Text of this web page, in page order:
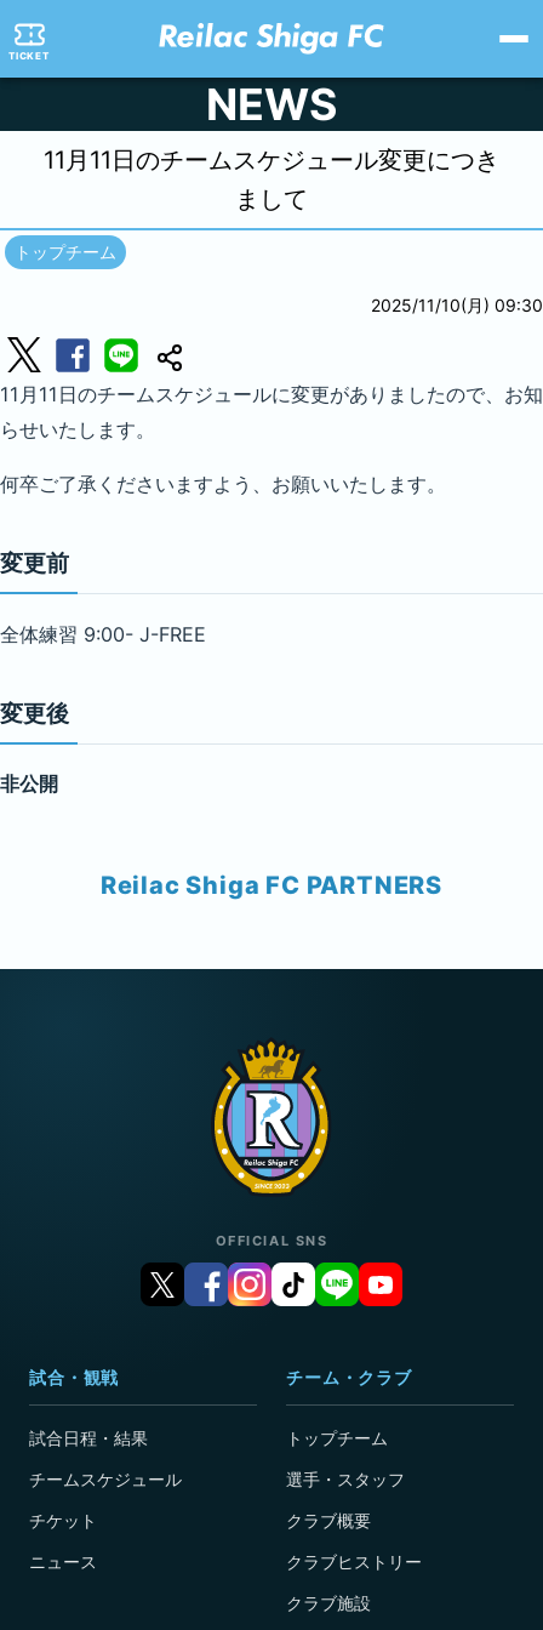
TICKET
NEWS
11月11日のチームスケジュール変更につき
まして
トップチーム
2025/11/10(月) 09:30
11月11日のチームスケジュールに変更がありましたので、お知
らせいたします。
何卒ご了承くださいますよう、お願いいたします。
変更前
全体練習 9:00- J-FREE
変更後
非公開
Reilac Shiga FC PARTNERS
OFFICIAL SNS
試合・観戦
試合日程・結果
チームスケジュール
チケット
ニュース
チーム・クラブ
トップチーム
選手・スタッフ
クラブ概要
クラブヒストリー
クラブ施設